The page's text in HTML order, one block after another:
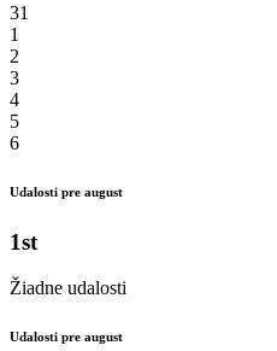
31
1
2
3
4
5
6
Udalosti pre august
1st
Žiadne udalosti
Udalosti pre august